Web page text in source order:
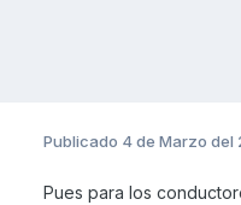
Publicado 4 de Marzo del
Pues para los